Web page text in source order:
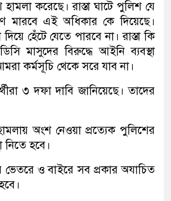
করেছে। রাস্তা ঘাটে পুলিশ যে
মারবে এই অধিকার কে দিয়েছে।
হেঁটে যেতে পারবে না। রাস্তা কি
মাসুদের বিরুদ্ধে আইনি ব্যবস্থা
কর্মসূচি থেকে সরে যাব না।
৩ দফা দাবি জানিয়েছে। তাদের
অংশ নেওয়া প্রত্যেক পুলিশের
নিতে হবে।
ভেতরে ও বাইরে সব প্রকার অযাচিত